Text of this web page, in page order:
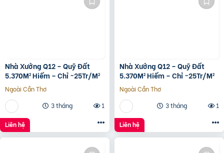
Nhà Xưởng Q12 – Quỹ Đất
5.370M² Hiếm – Chỉ ~25Tr/M²
Ngoài Cần Thơ
3 tháng
1
Liên hệ
Nhà Xưởng Q12 – Quỹ Đất
5.370M² Hiếm – Chỉ ~25Tr/M²
Ngoài Cần Thơ
3 tháng
1
Liên hệ